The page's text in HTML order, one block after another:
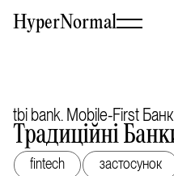
HyperNormal
tbi bank. Mobile-First Банк
Традиційні
fintech застосунок